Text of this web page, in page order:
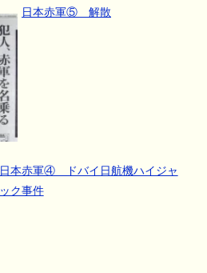
日本赤軍⑤ 解散
日本赤軍④ ドバイ日航機ハイジャ
ック事件